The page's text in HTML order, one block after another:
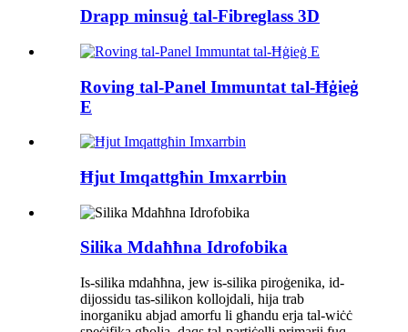
Drapp minsuġ tal-Fibreglass 3D
Roving tal-Panel Immuntat tal-Ħġieġ
E
Ħjut Imqattgħin Imxarrbin
Silika Mdaħħna Idrofobika
Is-silika mdaħħna, jew is-silika piroġenika, id-
dijossidu tas-silikon kollojdali, hija trab
inorganiku abjad amorfu li għandu erja tal-wiċċ